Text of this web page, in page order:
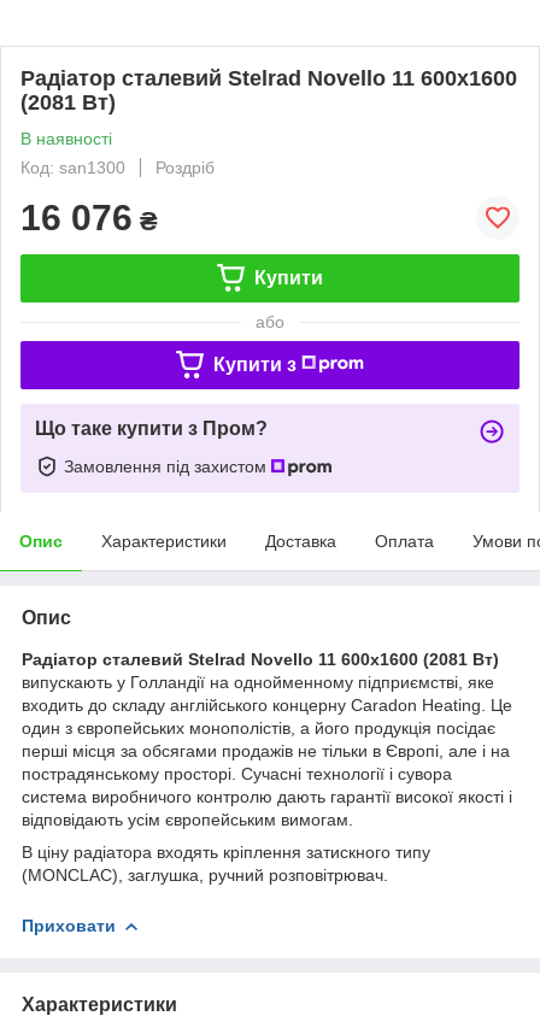
Радіатор сталевий Stelrad Novello 11 600x1600
(2081 Вт)
В наявності
Код: san1300
Роздріб
16 076 ₴
Купити
або
Купити з
Що таке купити з Пром?
Замовлення під захистом
Опис Характеристики Доставка Оплата Умови
Опис
Радіатор сталевий Stelrad Novello 11 600x1600 (2081 Вт)
випускають у Голландії на однойменному підприємстві, яке
входить до складу англійського концерну Caradon Heating. Це
один з європейських монополістів, а його продукція посідає
перші місця за обсягами продажів не тільки в Європі, але і на
пострадянському просторі. Сучасні технології і сувора
система виробничого контролю дають гарантії високої якості і
відповідають усім європейським вимогам.
В ціну радіатора входять кріплення затискного типу
(MONCLAC), заглушка, ручний розповітрювач.
Приховати
Характеристики